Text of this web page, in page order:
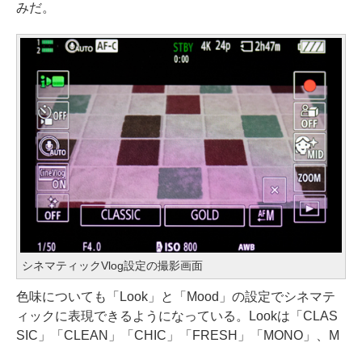
みだ。
シネマティックVlog設定の撮影画面
色味についても「Look」と「Mood」の設定でシネマテ
ィックに表現できるようになっている。Lookは「CLAS
SIC」「CLEAN」「CHIC」「FRESH」「MONO」、M